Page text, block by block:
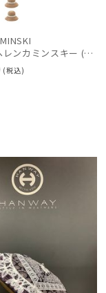
【帽子】ヘレンカミンスキー (HELEN KAMINSKI) PROVENCE LOGO10 ラフィア ロゴリボン
(税込)